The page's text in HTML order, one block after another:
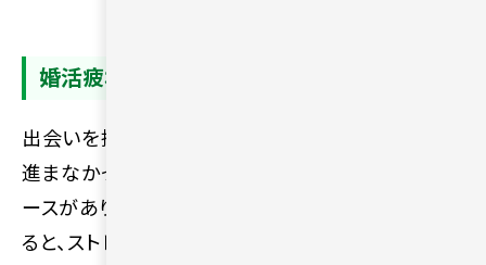
婚活疲れで気持ちが続かなくなる
出会いを探す過程でお断りをされたり、思うように
進まなかったりすると、精神的に疲弊してしまうケ
ースがあります。短期間で結果を出そうと焦りすぎ
ると、ストレスが溜まり自信を失う原因にもなりか